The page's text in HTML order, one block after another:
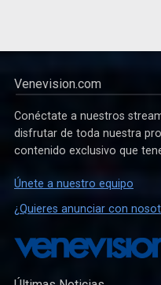
Venevision.com
Conéctate a nuestros
disfrutar de toda nuestra
contenido exclusivo que
Únete a nuestro equipo
¿Quieres anunciar con